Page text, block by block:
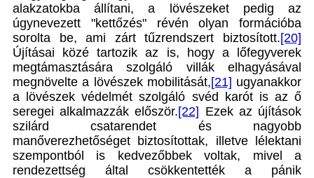
alakzatokba állítani, a lövészeket pedig az
úgynevezett "kettőzés" révén olyan formációba
sorolta be, ami zárt tűzrendszert biztosított.[20]
Újításai közé tartozik az is, hogy a lőfegyverek
megtámasztására szolgáló villák elhagyásával
megnövelte a lövészek mobilitását,[21] ugyanakkor
a lövészek védelmét szolgáló svéd karót is az ő
seregei alkalmazzák először.[22] Ezek az újítások
szilárd csatarendet és nagyobb
manőverezhetőséget biztosítottak, illetve lélektani
szempontból is kedvezőbbek voltak, mivel a
rendezettség által csökkentették a pánik